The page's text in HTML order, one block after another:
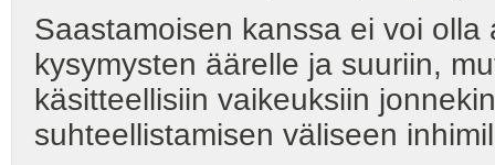
Saastamoisen kanssa ei voi
kysymysten äärelle ja suuriin,
käsitteellisiin vaikeuksiin
suhteellistamisen väliseen